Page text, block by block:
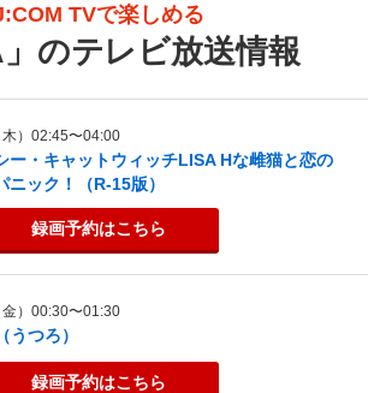
TVで楽しめる
」のテレビ放送情報
）02:45〜04:00
ー・キャットウィッチLISA Hな雌猫と恋の
ニック！（R-15版）
録画予約はこちら
）00:30〜01:30
うつろ）
録画予約はこちら